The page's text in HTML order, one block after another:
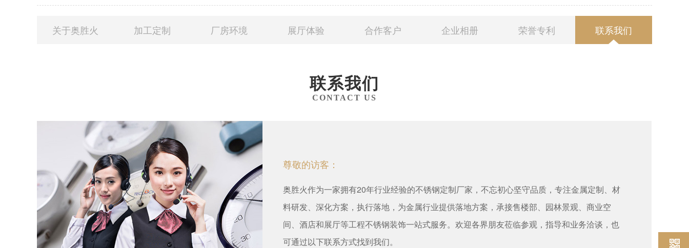
关于奥胜火 加工定制 厂房环境 展厅体验 合作客户 企业相册 荣誉专利 联系我们
联系我们
CONTACT US
尊敬的访客：
奥胜火作为一家拥有20年行业经验的不锈钢定制厂家，不忘初心坚守品质，专注金属定制、材
料研发、深化方案，执行落地，为金属行业提供落地方案，承接售楼部、园林景观、商业空
间、酒店和展厅等工程不锈钢装饰一站式服务。欢迎各界朋友莅临参观，指导和业务洽谈，也
可通过以下联系方式找到我们。